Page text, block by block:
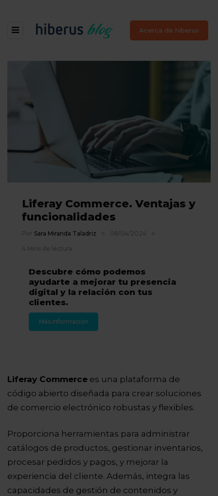
Acerca de hiberus
Liferay Commerce. Ventajas y
funcionalidades
Por Sara Miranda Taladriz 08/04/2024
4 Mins de lectura
Descubre cómo podemos
ayudarte a mejorar tu presencia
digital y la relación con tus
clientes.
Más información
Liferay Commerce es una plataforma de
código abierto diseñada para crear soluciones
de comercio electrónico robustas y flexibles.
Proporciona herramientas para administrar
catálogos de productos, gestionar inventarios,
procesar pedidos y pagos, y mejorar la
experiencia del cliente. Además, integra las
capacidades de gestión de contenidos y